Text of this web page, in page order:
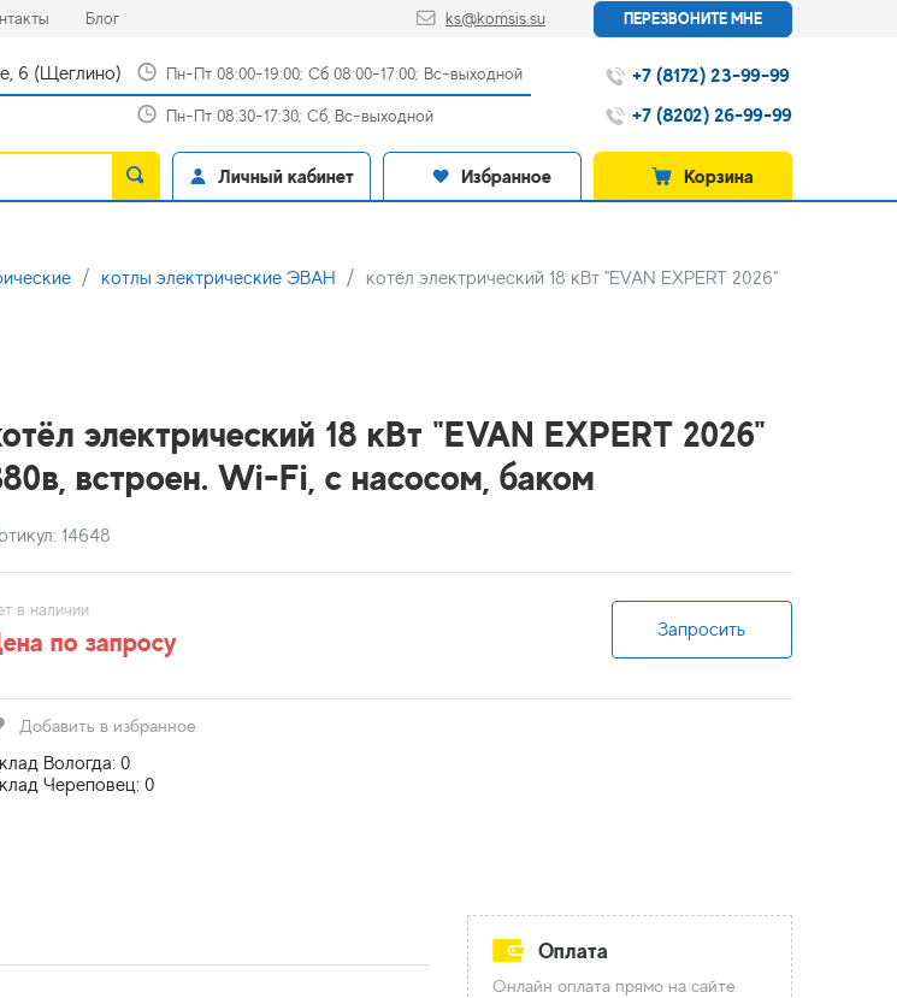
(current)
Блог(current) ks@komsis.su ПЕРЕЗВОНИТЕ МНЕ
6 (Щеглино) Пн-Пт 08:00-19:00; Сб 08:00-17:00; Вс-выходной
Пн-Пт 08:30-17:30; Сб, Вс-выходной
+7 (8172) 23-99-99
+7 (8202) 26-99-99
Личный кабинет Избранное Корзина
котлы электрические ЭВАН
котёл электрический 18 кВт "EVAN EXPERT 2026"
электрический 18 кВт "EVAN EXPERT 2026"
встроен. Wi-Fi, с насосом, баком
14648
в наличии
по запросу Запросить
Добавить в избранное
Вологда: 0
Череповец: 0
Оплата
Онлайн оплата прямо на сайте